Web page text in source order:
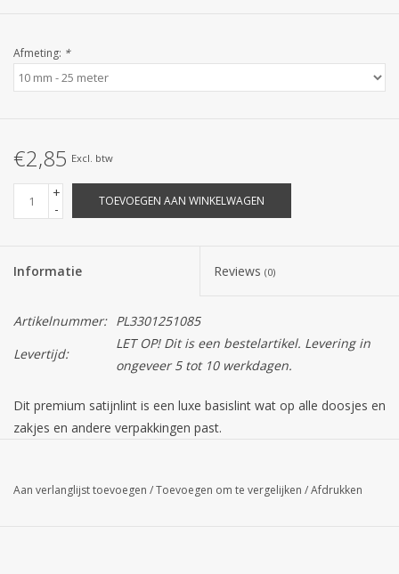
Afmeting: *
€2,85 Excl. btw
+
-
TOEVOEGEN AAN WINKELWAGEN
Informatie Reviews (0)
Artikelnummer: PL3301251085
Levertijd:
LET OP! Dit is een bestelartikel. Levering in
ongeveer 5 tot 10 werkdagen.
Dit premium satijnlint is een luxe basislint wat op alle doosjes en
zakjes en andere verpakkingen past.
Aan verlanglijst toevoegen /Toevoegen om te vergelijken /Afdrukken